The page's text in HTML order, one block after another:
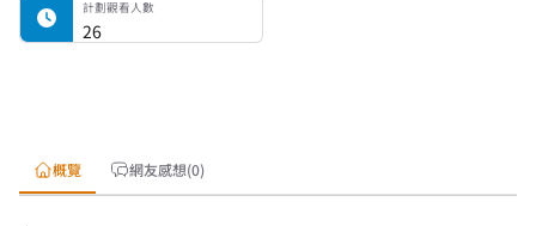
計劃觀看人數
26
概覽 網友感想(0)